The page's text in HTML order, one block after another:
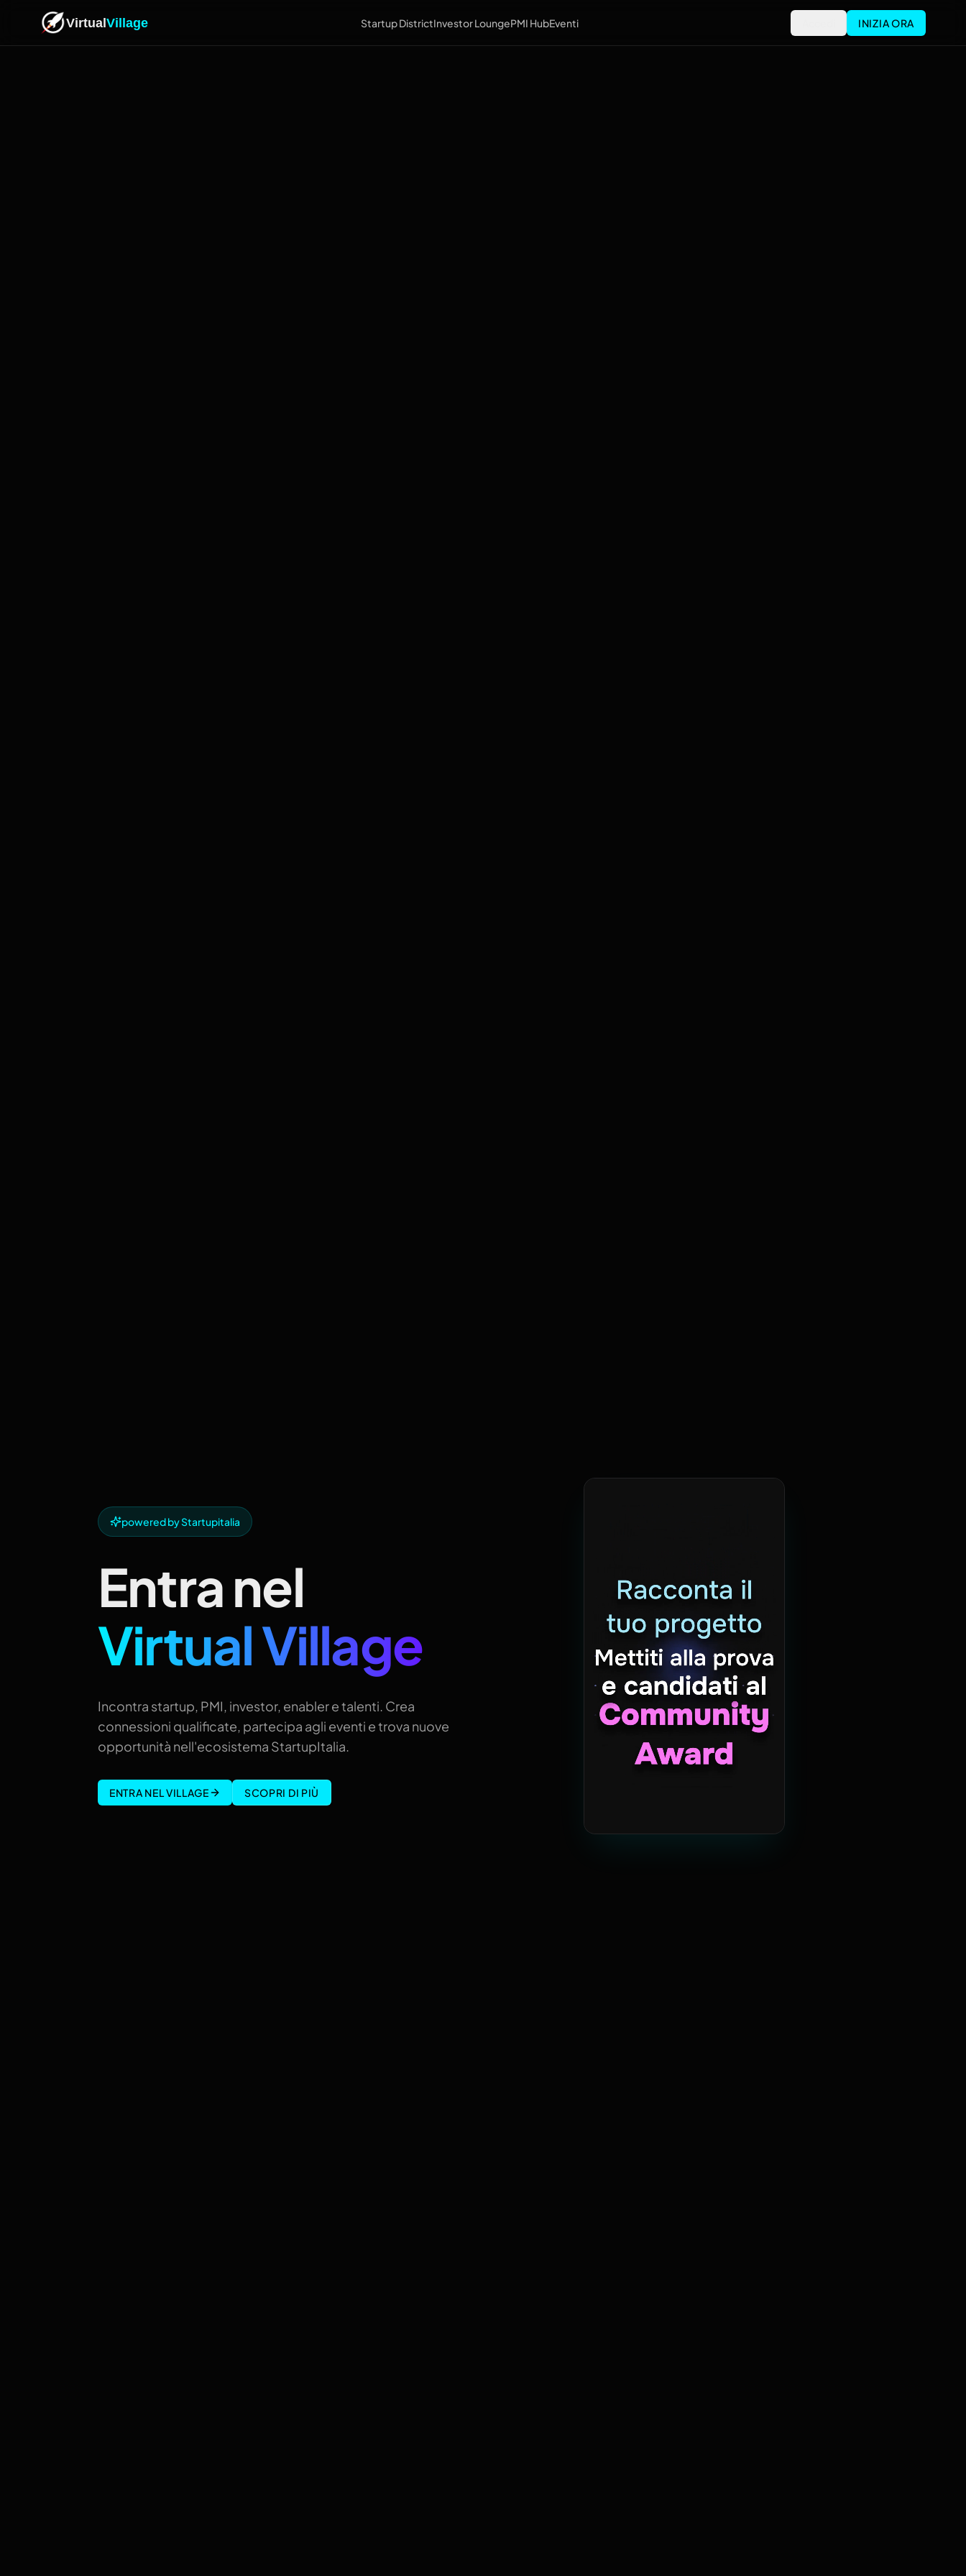
VirtualVillage Startup DistrictInvestor LoungePMI HubEventi INIZIA ORA
powered by Startupitalia
Entra nel
Virtual Village
Incontra startup, PMI, investor, enabler e talenti. Crea
connessioni qualificate, partecipa agli eventi e trova nuove
opportunità nell'ecosistema StartupItalia.
ENTRA NEL VILLAGE SCOPRI DI PIÙ